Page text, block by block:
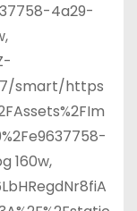
4a29-
smart/https
160w,